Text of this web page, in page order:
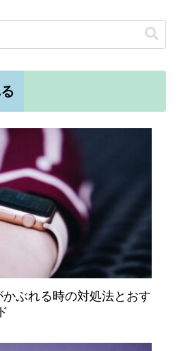
ぶれる時の対処法とおす